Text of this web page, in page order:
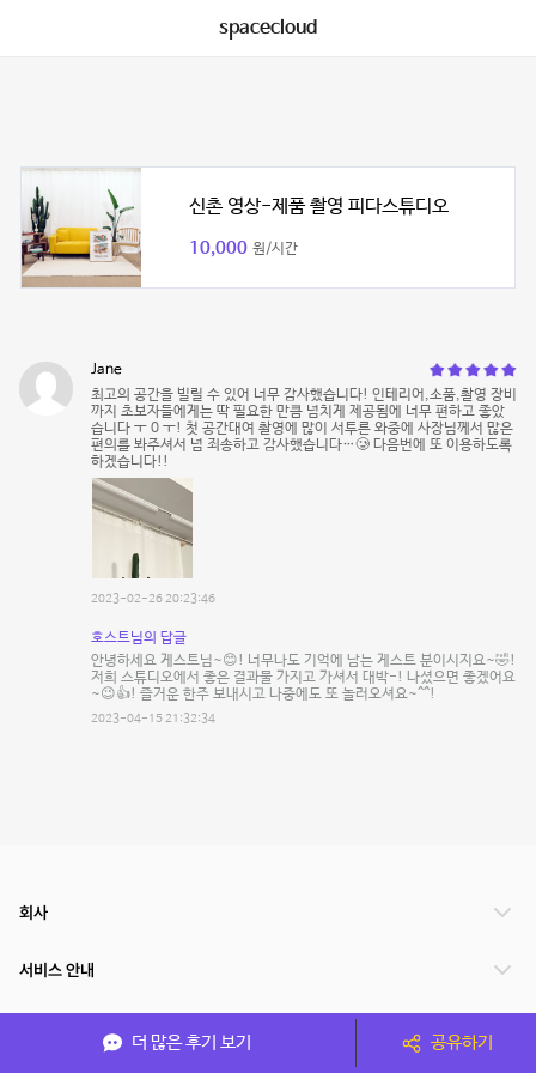
spacecloud
신촌 영상-제품 촬영 피다스튜디오
10,000 원/시간
Jane
최고의 공간을 빌릴 수 있어 너무 감사했습니다! 인테리어,소품,촬영 장비
까지 초보자들에게는 딱 필요한 만큼 넘치게 제공됨에 너무 편하고 좋았
습니다 ㅜ 0 ㅜ! 첫 공간대여 촬영에 많이 서투른 와중에 사장님께서 많은
편의를 봐주셔서 넘 죄송하고 감사했습니다…🥲 다음번에 또 이용하도록
하겠습니다!!
2023-02-26 20:23:46
호스트님의 답글
안녕하세요 게스트님~😊! 너무나도 기억에 남는 게스트 분이시지요~🤣!
저희 스튜디오에서 좋은 결과물 가지고 가셔서 대박-! 나셨으면 좋겠어요
~😉👍! 즐거운 한주 보내시고 나중에도 또 놀러오셔요~^^!
2023-04-15 21:32:34
더 많은 후기 보기 공유하기
회사
서비스 안내